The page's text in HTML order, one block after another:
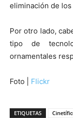
eliminación de
Por otro lado,
tipo de
ornamentales
Foto | Flickr
ETIQUETAS